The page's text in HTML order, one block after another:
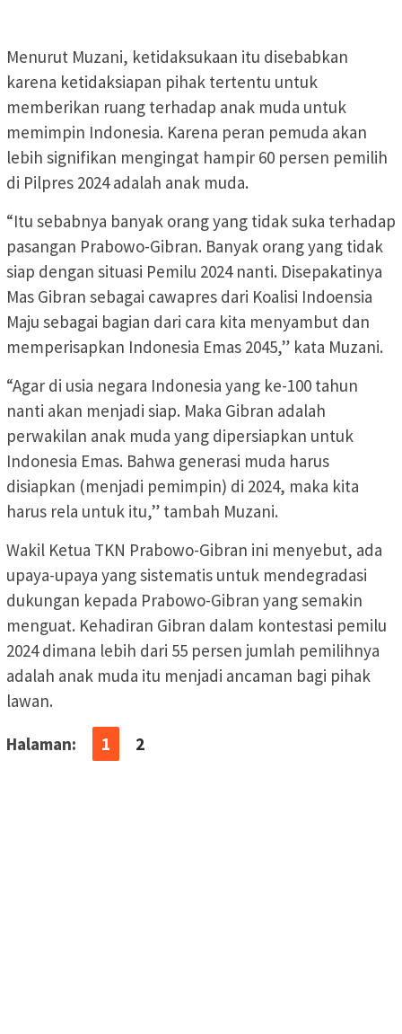
Menurut Muzani, ketidaksukaan itu disebabkan
karena ketidaksiapan pihak tertentu untuk
memberikan ruang terhadap anak muda untuk
memimpin Indonesia. Karena peran pemuda akan
lebih signifikan mengingat hampir 60 persen pemilih
di Pilpres 2024 adalah anak muda.
“Itu sebabnya banyak orang yang tidak suka terhadap
pasangan Prabowo-Gibran. Banyak orang yang tidak
siap dengan situasi Pemilu 2024 nanti. Disepakatinya
Mas Gibran sebagai cawapres dari Koalisi Indoensia
Maju sebagai bagian dari cara kita menyambut dan
memperisapkan Indonesia Emas 2045,” kata Muzani.
“Agar di usia negara Indonesia yang ke-100 tahun
nanti akan menjadi siap. Maka Gibran adalah
perwakilan anak muda yang dipersiapkan untuk
Indonesia Emas. Bahwa generasi muda harus
disiapkan (menjadi pemimpin) di 2024, maka kita
harus rela untuk itu,” tambah Muzani.
Wakil Ketua TKN Prabowo-Gibran ini menyebut, ada
upaya-upaya yang sistematis untuk mendegradasi
dukungan kepada Prabowo-Gibran yang semakin
menguat. Kehadiran Gibran dalam kontestasi pemilu
2024 dimana lebih dari 55 persen jumlah pemilihnya
adalah anak muda itu menjadi ancaman bagi pihak
lawan.
Halaman:
1 2